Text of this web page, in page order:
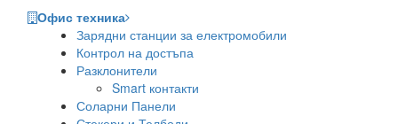
Офис техника
Зарядни станции за електромобили
Контрол на достъпа
Разклонители
Smart контакти
Соларни Панели